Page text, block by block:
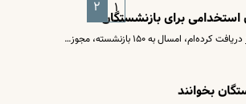
برای بازنشستگان
به ۱۵۰ بازنشسته، مجوز…
بخوانند
۱ ۲